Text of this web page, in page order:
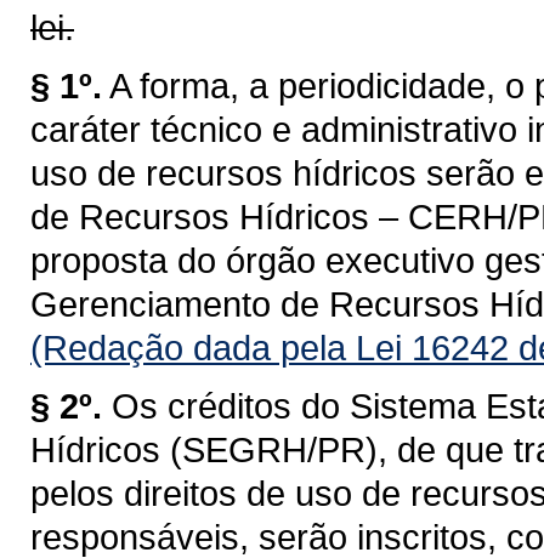
lei.
§ 1º. A forma, a periodicidade,
caráter técnico e administrativo
uso de recursos hídricos serão
de Recursos Hídricos – CERH/
proposta do órgão executivo
Gerenciamento de Recursos
(Redação dada pela Lei 16242
§ 2º. Os créditos do Sistema
Hídricos (SEGRH/PR), de que
pelos direitos de uso de
responsáveis, serão inscritos,